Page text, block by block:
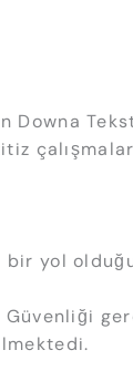
Downa
yol
Güvenliği